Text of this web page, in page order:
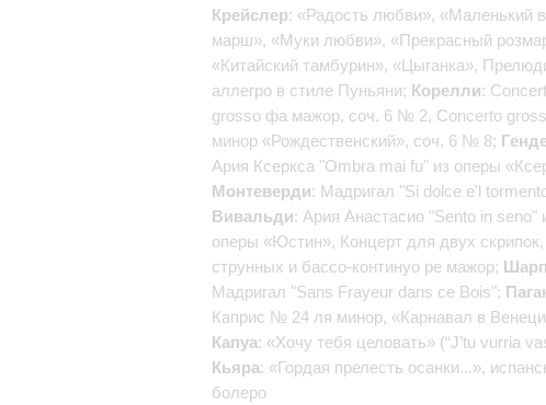
Крейслер: «Радость любви», «Маленький
марш», «Муки любви», «Прекрасный
«Китайский тамбурин», «Цыганка»,
аллегро в стиле Пуньяни; Корелли:
grosso фа мажор, соч. 6 № 2, Concerto
минор «Рождественский», соч. 6 № 8;
Ария Ксеркса "Ombra mai fu" из оперы
Монтеверди: Мадригал "Si dolce e'l
Вивальди: Ария Анастасио "Sento in seno"
оперы «Юстин», Концерт для двух скрипок,
струнных и бассо-континуо ре мажор;
Мадригал "Sans Frayeur dans ce Bois";
Каприс № 24 ля минор, «Карнавал в
Капуа: «Хочу тебя целовать» (“J’tu vurria
Кьяра: «Гордая прелесть осанки...»,
болеро